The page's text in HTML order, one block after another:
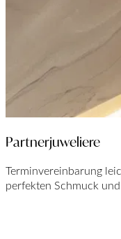
Partnerjuweliere
Terminvereinbarung
perfekten Schmuck